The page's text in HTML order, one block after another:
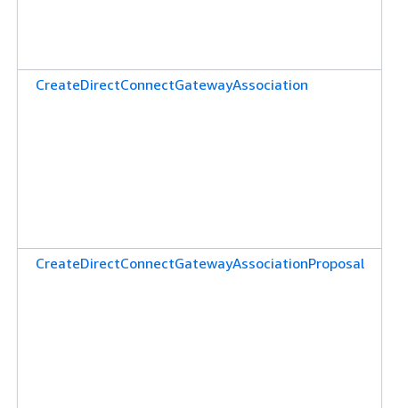
CreateDirectConnectGatewayAssociation
CreateDirectConnectGatewayAssociationProposal